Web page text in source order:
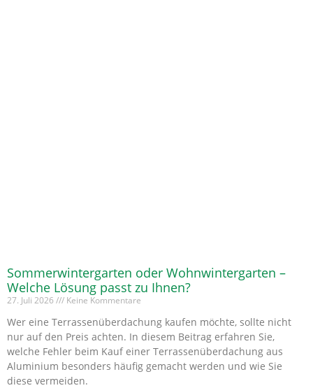
Sommerwintergarten oder Wohnwintergarten –
Welche Lösung passt zu Ihnen?
27. Juli 2026 Keine Kommentare
Wer eine Terrassenüberdachung kaufen möchte, sollte nicht
nur auf den Preis achten. In diesem Beitrag erfahren Sie,
welche Fehler beim Kauf einer Terrassenüberdachung aus
Aluminium besonders häufig gemacht werden und wie Sie
diese vermeiden.